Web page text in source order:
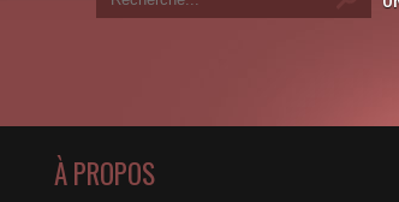
À PROPOS